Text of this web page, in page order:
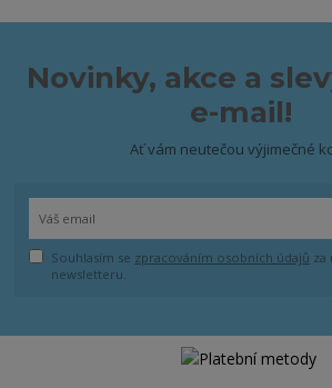
Novinky, akce a
e-mail!
Ať vám neutečou výjimečné
Souhlasím se zpracováním osobních údajů za
newsletteru.